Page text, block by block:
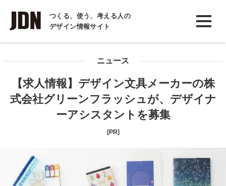
つくる、使う、考える人の
デザイン情報サイト
INTERVIEW
インタビュー
COLUMN
ニュース
【求人情報】デザイン文具メーカーの株
式会社グリーンフラッシュが、デザイナ
ーアシスタントを募集
[PR]